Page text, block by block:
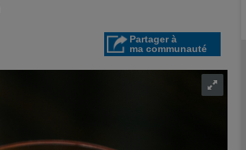
Partager à
ma communauté